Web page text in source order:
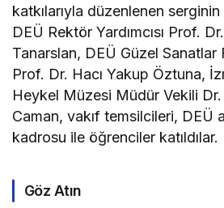
katkılarıyla düzenlenen serginin
DEÜ Rektör Yardımcısı Prof.
Tanarslan, DEÜ Güzel Sanatlar
Prof. Dr. Hacı Yakup Öztuna,
Heykel Müzesi Müdür Vekili
Caman, vakıf temsilcileri, DEÜ
kadrosu ile öğrenciler katıldılar.
Göz Atın